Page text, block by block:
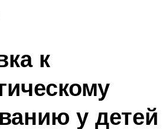
к
у детей